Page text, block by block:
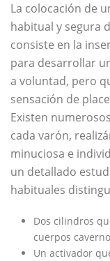
La colocación de
habitual y segura
consiste en la
para desarrollar
a voluntad, pero
sensación de
Existen
cada varón,
minuciosa e
un detallado
habituales
Dos cilindros
cuerpos
Un activador